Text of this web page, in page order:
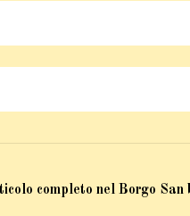
completo nel Borgo San